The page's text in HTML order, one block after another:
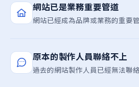
網站已是業務重要管道
網站已經成為品牌或業務的重要
原本的製作人員聯絡不上
過去的網站製作人員已經無法聯